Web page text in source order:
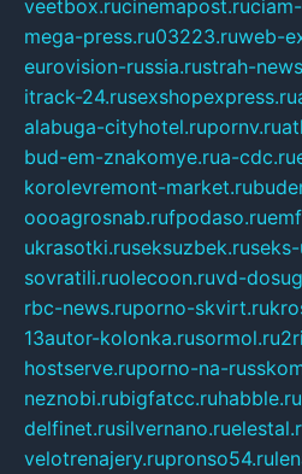
veetbox.rucinemapost.ru
mega-press.ru03223.ruweb-
eurovision-russia.rustrah-
itrack-24.rusexshopexpress.ru
alabuga-cityhotel.rupornv.ru
bud-em-znakomye.rua-cdc.ru
korolevremont-market.ru
oooagrosnab.rufpodaso.ru
ukrasotki.ruseksuzbek.ru
sovratili.ruolecoon.ruvd-
rbc-news.ruporno-skvirt.ru
13autor-kolonka.rusormol.ru
hostserve.ruporno-na-
neznobi.rubigfatcc.ruhabble.ru
delfinet.rusilvernano.ru
velotrenajery.rupronso54.ru